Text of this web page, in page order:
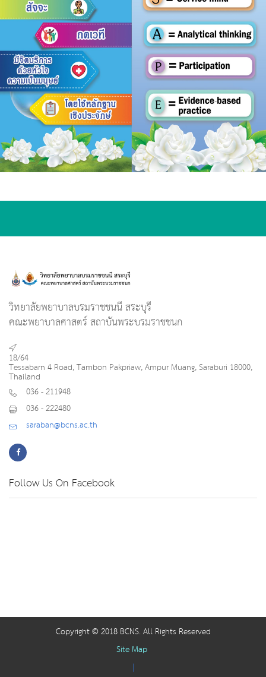
วิทยาลัยพยาบาลบรมราชชนนี สระบุรี
คณะพยาบาลศาสตร์ สถาบันพระบรมราชชนก
18/64
Tessabarn 4 Road, Tambon Pakpriaw, Ampur Muang, Saraburi 18000,
Thailand
036 - 211948
036 - 222480
saraban@bcns.ac.th
Follow Us On Facebook
Copyright © 2018 BCNS. All Rights Reserved
Site Map
|